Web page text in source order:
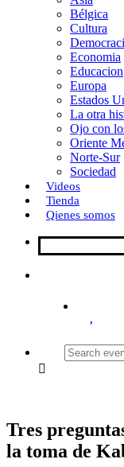
Bélgica
Cultura
Economia
Educacion
Europa
Estados
La otra
Ojo con
Oriente
Norte-Sur
Sociedad
Videos
Tienda
Qienes somos
Search
Tres
la toma de